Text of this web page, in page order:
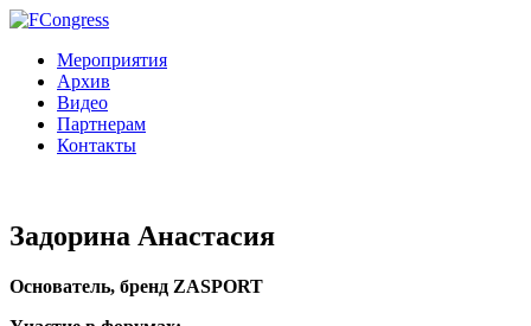
Мероприятия
Архив
Видео
Партнерам
Контакты
Задорина Анастасия
Основатель, бренд ZASPORT